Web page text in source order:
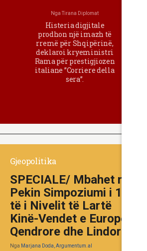
NgaTirana Diplomat
Histeria digjitale
prodhon një imazh të
rremë për Shqipërinë,
deklaroi kryeministri
Rama për prestigjiozen
italiane ”Corriere della
sera”.
Gjeopolitika
SPECIALE/ Mbahet në
Pekin Simpoziumi i 10-
të i Nivelit të Lartë
Kinë-Vendet e Europës
Qendrore dhe Lindore
Nga Marjana Doda, Argumentum.al